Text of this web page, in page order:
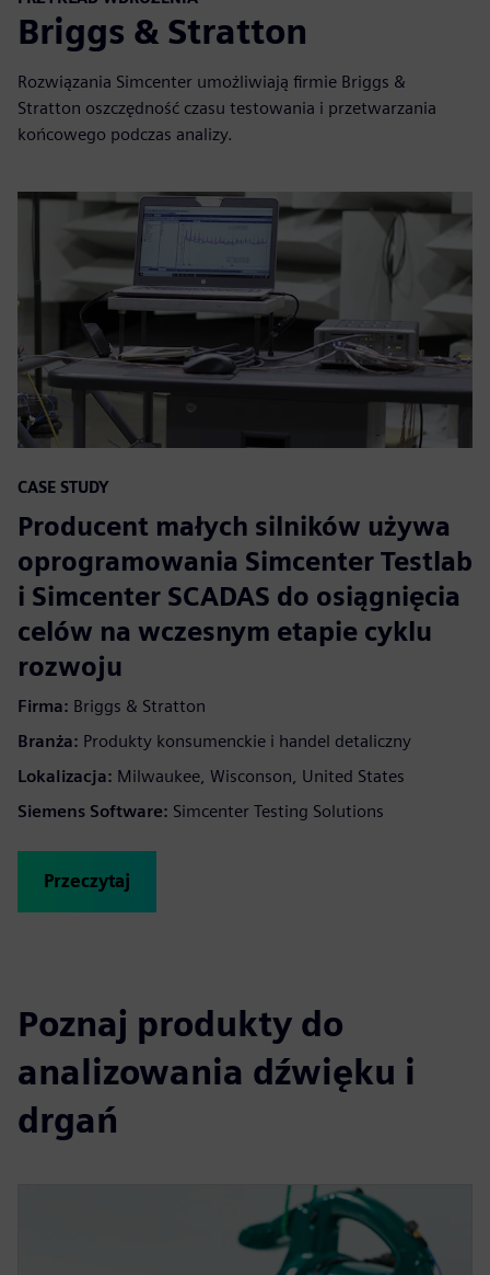
Briggs & Stratton
Rozwiązania Simcenter umożliwiają firmie Briggs &
Stratton oszczędność czasu testowania i przetwarzania
końcowego podczas analizy.
CASE STUDY
Producent małych silników używa
oprogramowania Simcenter Testlab
i Simcenter SCADAS do osiągnięcia
celów na wczesnym etapie cyklu
rozwoju
Firma: Briggs & Stratton
Branża: Produkty konsumenckie i handel detaliczny
Lokalizacja: Milwaukee, Wisconson, United States
Siemens Software: Simcenter Testing Solutions
Przeczytaj
Poznaj produkty do
analizowania dźwięku i
drgań